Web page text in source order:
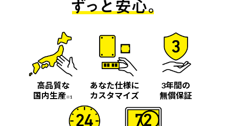
高品質な
国内生産※1
あなた仕様に
カスタマイズ
3年間の
無償保証